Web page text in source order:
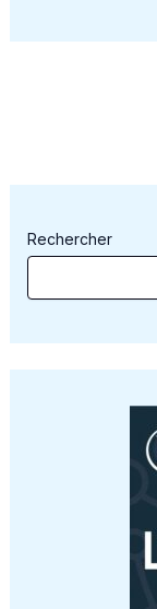
Rechercher